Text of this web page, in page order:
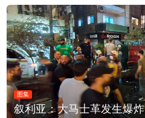
图集
叙利亚：大马士革发生爆炸